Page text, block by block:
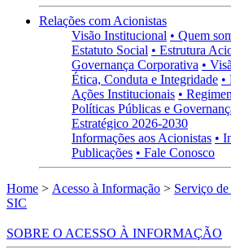
Relações com Acionistas
Visão Institucional • Quem
Estatuto Social • Estrutura
Governança Corporativa •
Ética, Conduta e Integridade •
Ações Institucionais •
Políticas Públicas e
Estratégico 2026-2030
Informações aos Acionistas •
Publicações • Fale Conosco
Home > Acesso à Informação > Serviço
SIC
SOBRE O ACESSO À INFORMAÇÃO